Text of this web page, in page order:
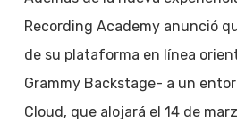
Recording Academy anunció
de su plataforma en línea
Grammy Backstage- a un
Cloud, que alojará el 14 de